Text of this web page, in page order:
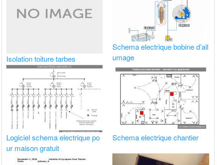
Isolation toiture tarbes
Schema electrique bobine d’all
umage
Logiciel schema electrique po
ur maison gratuit
Schema electrique chantier